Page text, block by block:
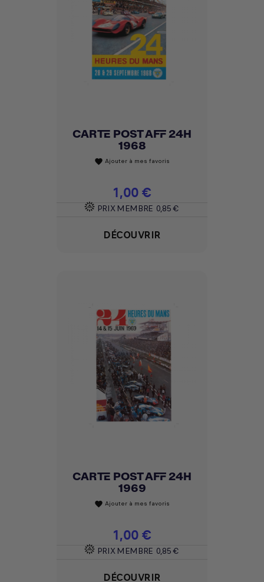
CARTE POST AFF 24H
1968
favorite Ajouter à mes favoris
Prix
1,00 €
PRIX MEMBRE 0,85 €
DÉCOUVRIR
CARTE POST AFF 24H
1969
favorite Ajouter à mes favoris
Prix
1,00 €
PRIX MEMBRE 0,85 €
DÉCOUVRIR